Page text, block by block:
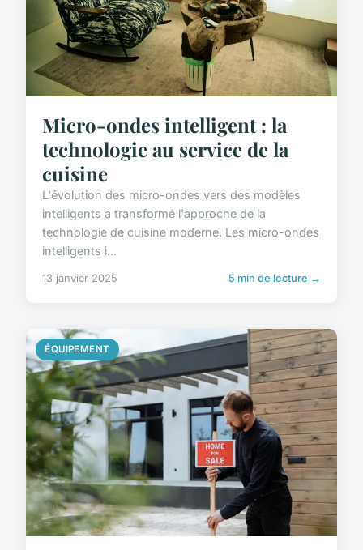
Micro-ondes intelligent : la
technologie au service de la
cuisine
L'évolution des micro-ondes vers des modèles
intelligents a transformé l'approche de la
technologie de cuisine moderne. Les micro-ondes
intelligents i...
13 janvier 2025 5 min de lecture →
ÉQUIPEMENT